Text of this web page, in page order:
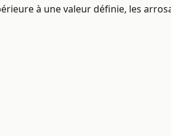
à une valeur définie, les